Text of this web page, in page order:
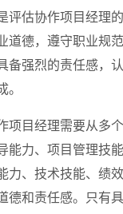
评估协作项目经理
道德，遵守职业规
备强烈的责任感，
。
项目经理需要从多
能力、项目管理技
力、技术技能、绩
德和责任感。只有